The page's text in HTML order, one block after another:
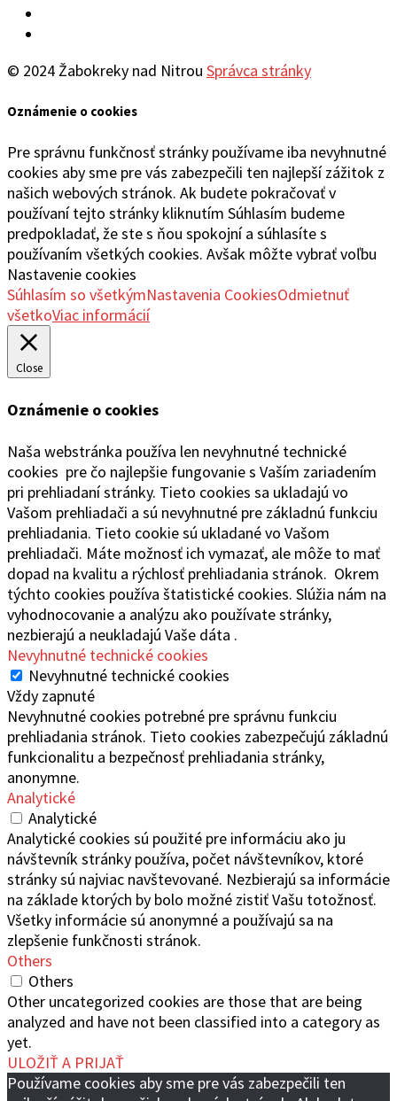
© 2024 Žabokreky nad Nitrou Správca stránky
Oznámenie o cookies
Pre správnu funkčnosť stránky používame iba nevyhnutné
cookies aby sme pre vás zabezpečili ten najlepší zážitok z
našich webových stránok. Ak budete pokračovať v
používaní tejto stránky kliknutím Súhlasím budeme
predpokladať, že ste s ňou spokojní a súhlasíte s
používaním všetkých cookies. Avšak môžte vybrať voľbu
Nastavenie cookies
Súhlasím so všetkýmNastavenia CookiesOdmietnuť
všetkoViac informácií
Close
Oznámenie o cookies
Naša webstránka používa len nevyhnutné technické
cookies pre čo najlepšie fungovanie s Vaším zariadením
pri prehliadaní stránky. Tieto cookies sa ukladajú vo
Vašom prehliadači a sú nevyhnutné pre základnú funkciu
prehliadania. Tieto cookie sú ukladané vo Vašom
prehliadači. Máte možnosť ich vymazať, ale môže to mať
dopad na kvalitu a rýchlosť prehliadania stránok. Okrem
týchto cookies používa štatistické cookies. Slúžia nám na
vyhodnocovanie a analýzu ako používate stránky,
nezbierajú a neukladajú Vaše dáta .
Nevyhnutné technické cookies
Nevyhnutné technické cookies
Vždy zapnuté
Nevyhnutné cookies potrebné pre správnu funkciu
prehliadania stránok. Tieto cookies zabezpečujú základnú
funkcionalitu a bezpečnosť prehliadania stránky,
anonymne.
Analytické
Analytické
Analytické cookies sú použité pre informáciu ako ju
návštevník stránky používa, počet návštevníkov, ktoré
stránky sú najviac navštevované. Nezbierajú sa informácie
na základe ktorých by bolo možné zistiť Vašu totožnosť.
Všetky informácie sú anonymné a používajú sa na
zlepšenie funkčnosti stránok.
Others
Others
Other uncategorized cookies are those that are being
analyzed and have not been classified into a category as
yet.
ULOŽIŤ A PRIJAŤ
Používame cookies aby sme pre vás zabezpečili ten